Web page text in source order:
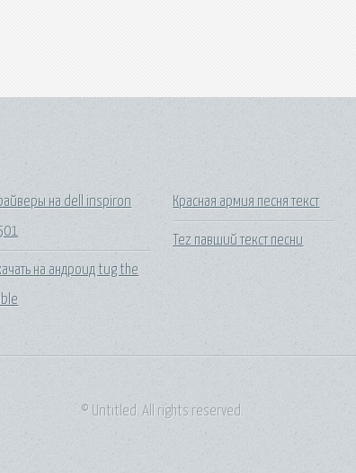
на dell inspiron
на андроид tug the
Красная армия песня текст
Tez павший текст песни
© Untitled. All rights reserved.